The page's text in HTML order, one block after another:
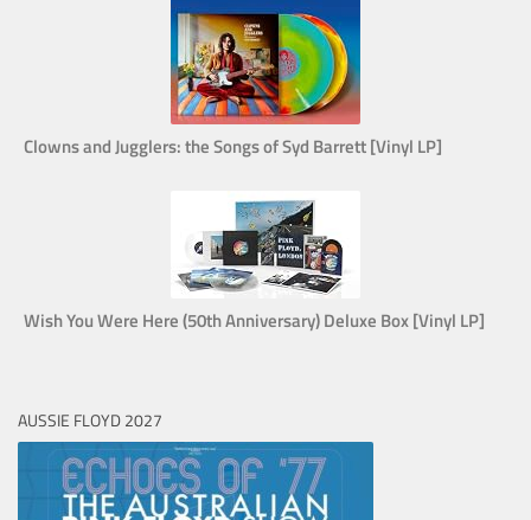
Clowns and Jugglers: the Songs of Syd Barrett [Vinyl LP]
Wish You Were Here (50th Anniversary) Deluxe Box [Vinyl LP]
AUSSIE FLOYD 2027